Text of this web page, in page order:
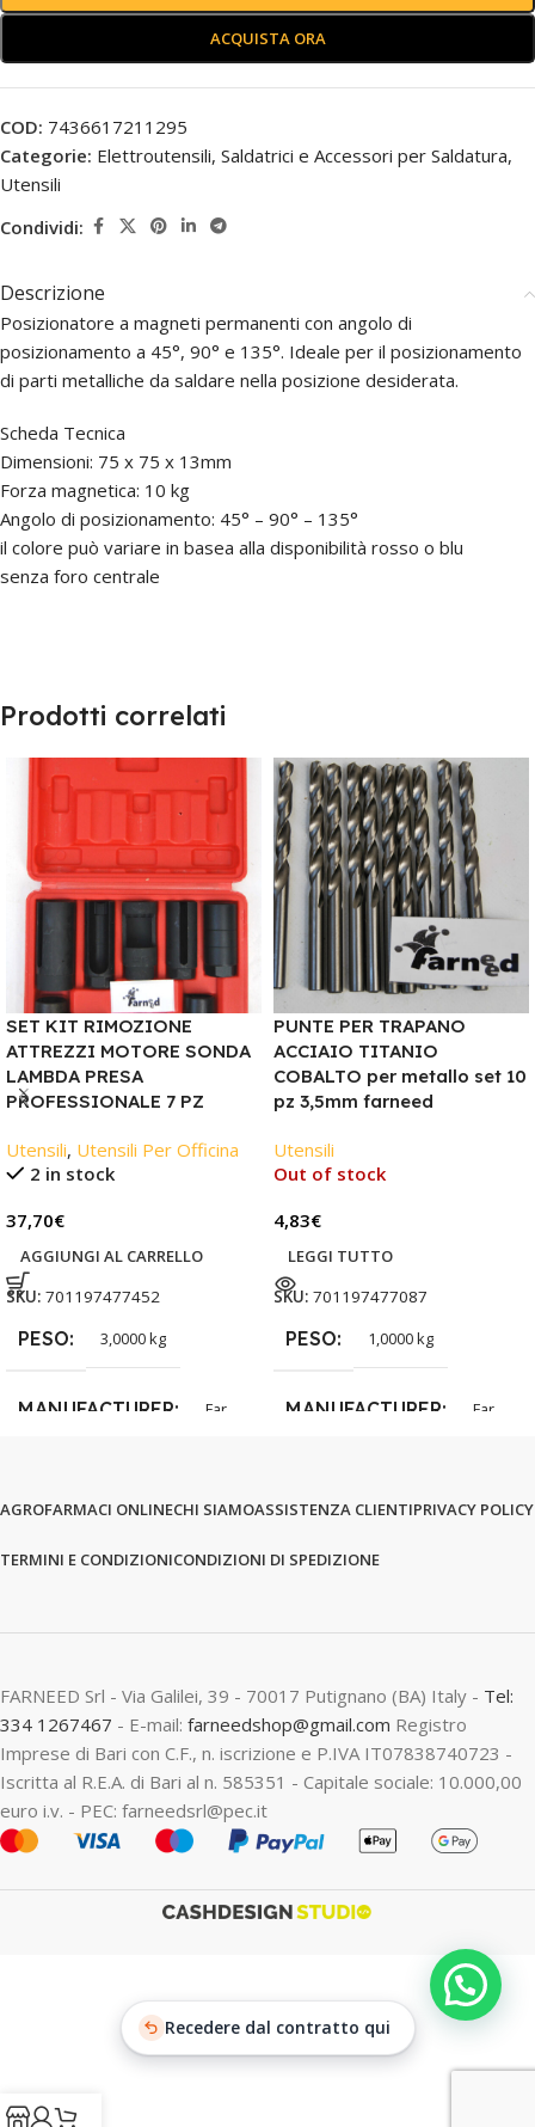
ACQUISTA ORA
COD: 7436617211295
Categorie: Elettroutensili, Saldatrici e Accessori per Saldatura,
Utensili
Condividi:
Descrizione
Posizionatore a magneti permanenti con angolo di
posizionamento a 45°, 90° e 135°. Ideale per il posizionamento
di parti metalliche da saldare nella posizione desiderata.
Scheda Tecnica
Dimensioni: 75 x 75 x 13mm
Forza magnetica: 10 kg
Angolo di posizionamento: 45° – 90° – 135°
il colore può variare in basea alla disponibilità rosso o blu
senza foro centrale
Prodotti correlati
SET KIT RIMOZIONE
ATTREZZI MOTORE SONDA
LAMBDA PRESA
PROFESSIONALE 7 PZ
Utensili, Utensili Per Officina
2 in stock
37,70€
AGGIUNGI AL CARRELLO
SKU: 701197477452
PESO 3,0000 kg
MANUFACTURER Far
PUNTE PER TRAPANO
ACCIAIO TITANIO
COBALTO per metallo set 10
pz 3,5mm farneed
Utensili
Out of stock
4,83€
LEGGI TUTTO
SKU: 701197477087
PESO 1,0000 kg
MANUFACTURER Far
AGROFARMACI ONLINECHI SIAMOASSISTENZA CLIENTIPRIVACY POLICY
TERMINI E CONDIZIONICONDIZIONI DI SPEDIZIONE
FARNEED Srl - Via Galilei, 39 - 70017 Putignano (BA) Italy - Tel:
334 1267467 - E-mail: farneedshop@gmail.com Registro
Imprese di Bari con C.F., n. iscrizione e P.IVA IT07838740723 -
Iscritta al R.E.A. di Bari al n. 585351 - Capitale sociale: 10.000,00
euro i.v. - PEC: farneedsrl@pec.it
Recedere dal contratto qui